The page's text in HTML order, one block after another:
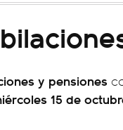
y pensiones
15 de